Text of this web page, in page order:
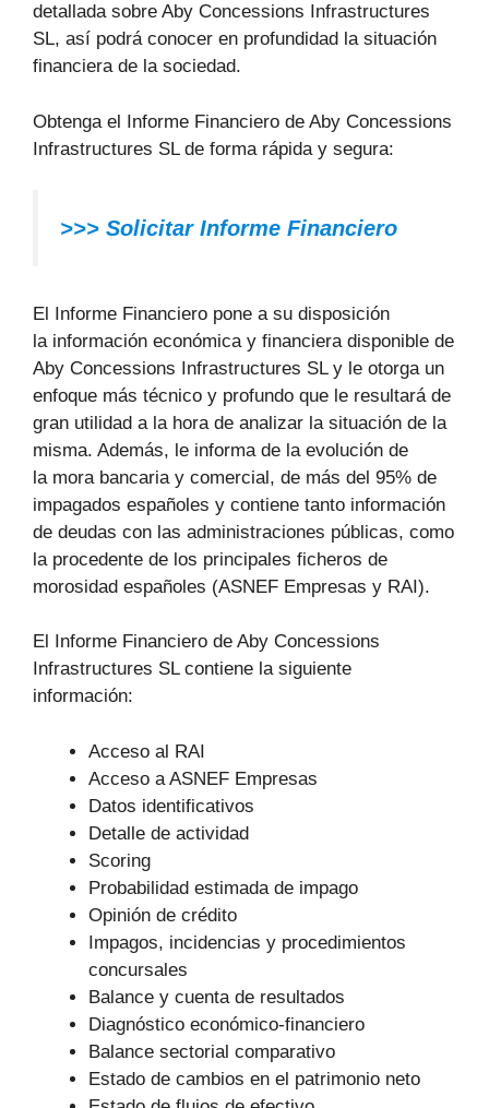
detallada sobre Aby Concessions Infrastructures
SL, así podrá conocer en profundidad la situación
financiera de la sociedad.
Obtenga el Informe Financiero de Aby Concessions
Infrastructures SL de forma rápida y segura:
>>> Solicitar Informe Financiero
El Informe Financiero pone a su disposición
la información económica y financiera disponible de
Aby Concessions Infrastructures SL y le otorga un
enfoque más técnico y profundo que le resultará de
gran utilidad a la hora de analizar la situación de la
misma. Además, le informa de la evolución de
la mora bancaria y comercial, de más del 95% de
impagados españoles y contiene tanto información
de deudas con las administraciones públicas, como
la procedente de los principales ficheros de
morosidad españoles (ASNEF Empresas y RAI).
El Informe Financiero de Aby Concessions
Infrastructures SL contiene la siguiente
información:
Acceso al RAI
Acceso a ASNEF Empresas
Datos identificativos
Detalle de actividad
Scoring
Probabilidad estimada de impago
Opinión de crédito
Impagos, incidencias y procedimientos
concursales
Balance y cuenta de resultados
Diagnóstico económico-financiero
Balance sectorial comparativo
Estado de cambios en el patrimonio neto